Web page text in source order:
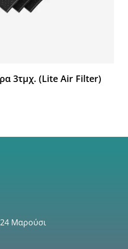
3τμχ. (Lite Air Filter)
Μαρούσι